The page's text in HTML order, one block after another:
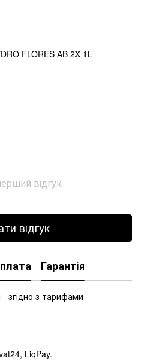
FLORES AB 2X 1L
відгук
відгук
Гарантія
згідно з тарифами
LiqPay.